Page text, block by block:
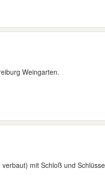
Weingarten.
mit Schloß und